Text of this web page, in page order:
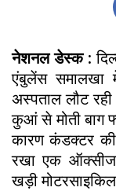
नेशनल डेस्क :
एंबुलेंस समालखा
अस्पताल लौट
कुआं से मोती बाग
कारण कंडक्टर
रखा एक
खड़ी